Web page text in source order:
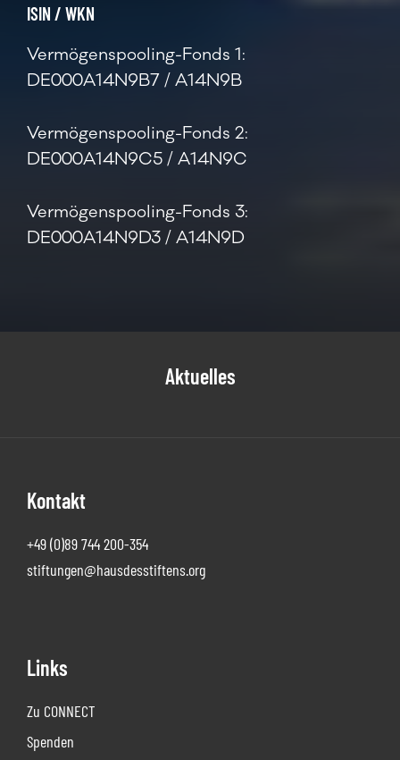
ISIN / WKN
Vermögenspooling-Fonds 1:
DE000A14N9B7 / A14N9B
Vermögenspooling-Fonds 2:
DE000A14N9C5 / A14N9C
Vermögenspooling-Fonds 3:
DE000A14N9D3 / A14N9D
Aktuelles
Kontakt
+49 (0)89 744 200-354
stiftungen@hausdesstiftens.org
Links
Zu CONNECT
Spenden